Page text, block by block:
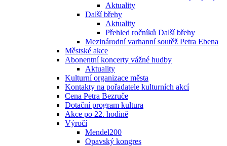
Aktuality
Další břehy
Aktuality
Přehled ročníků Další břehy
Mezinárodní varhanní soutěž Petra Ebena
Městské akce
Abonentní koncerty vážné hudby
Aktuality
Kulturní organizace města
Kontakty na pořadatele kulturních akcí
Cena Petra Bezruče
Dotační program kultura
Akce po 22. hodině
Výročí
Mendel200
Opavský kongres